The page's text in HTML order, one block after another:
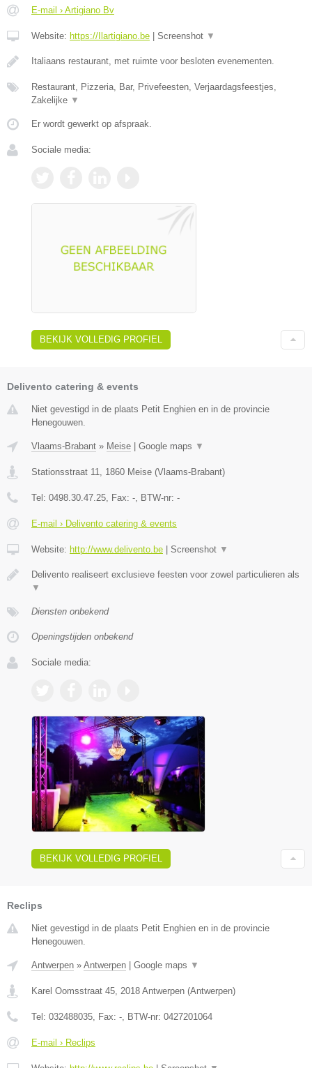
E-mail › Artigiano Bv
Website: https://Ilartigiano.be | Screenshot ▼
Italiaans restaurant, met ruimte voor besloten evenementen.
Restaurant, Pizzeria, Bar, Privefeesten, Verjaardagsfeestjes,
Zakelijke ▼
Er wordt gewerkt op afspraak.
Sociale media:
BEKIJK VOLLEDIG PROFIEL
Delivento catering & events
Niet gevestigd in de plaats Petit Enghien en in de provincie
Henegouwen.
Vlaams-Brabant » Meise Google maps ▼
Stationsstraat 11, 1860 Meise (Vlaams-Brabant)
Tel: 0498.30.47.25, Fax: -, BTW-nr: -
E-mail › Delivento catering & events
Website: http://www.delivento.be Screenshot ▼
Delivento realiseert exclusieve feesten voor zowel particulieren als
▼
Diensten onbekend
Openingstijden onbekend
Sociale media:
BEKIJK VOLLEDIG PROFIEL
Reclips
Niet gevestigd in de plaats Petit Enghien en in de provincie
Henegouwen.
Antwerpen » Antwerpen Google maps ▼
Karel Oomsstraat 45 2018 Antwerpen (Antwerpen)
Tel: 032488035 , Fax: - , BTW-nr: 0427201064
E-mail › Reclips